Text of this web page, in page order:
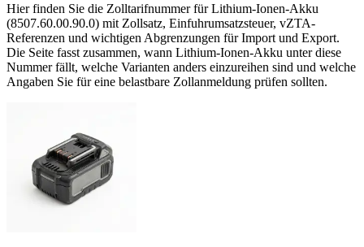
Hier finden Sie die Zolltarifnummer für Lithium-Ionen-Akku
(8507.60.00.90.0) mit Zollsatz, Einfuhrumsatzsteuer, vZTA-
Referenzen und wichtigen Abgrenzungen für Import und Export.
Die Seite fasst zusammen, wann Lithium-Ionen-Akku unter diese
Nummer fällt, welche Varianten anders einzureihen sind und welche
Angaben Sie für eine belastbare Zollanmeldung prüfen sollten.